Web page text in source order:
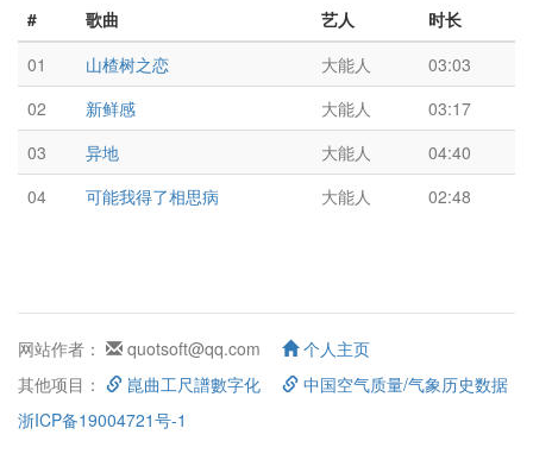
# 歌曲 艺人
时长
01
山楂树之恋 大能人
03:03
02
新鲜感 大能人
03:17
03
异地 大能人
04:40
04
可能我得了相思病 大能人 02:48
网站作者： quotsoft@qq.com
个人主页
其他项目：
崑曲工尺譜數字化
中国空气质量/气象历史数据
浙ICP备19004721号-1